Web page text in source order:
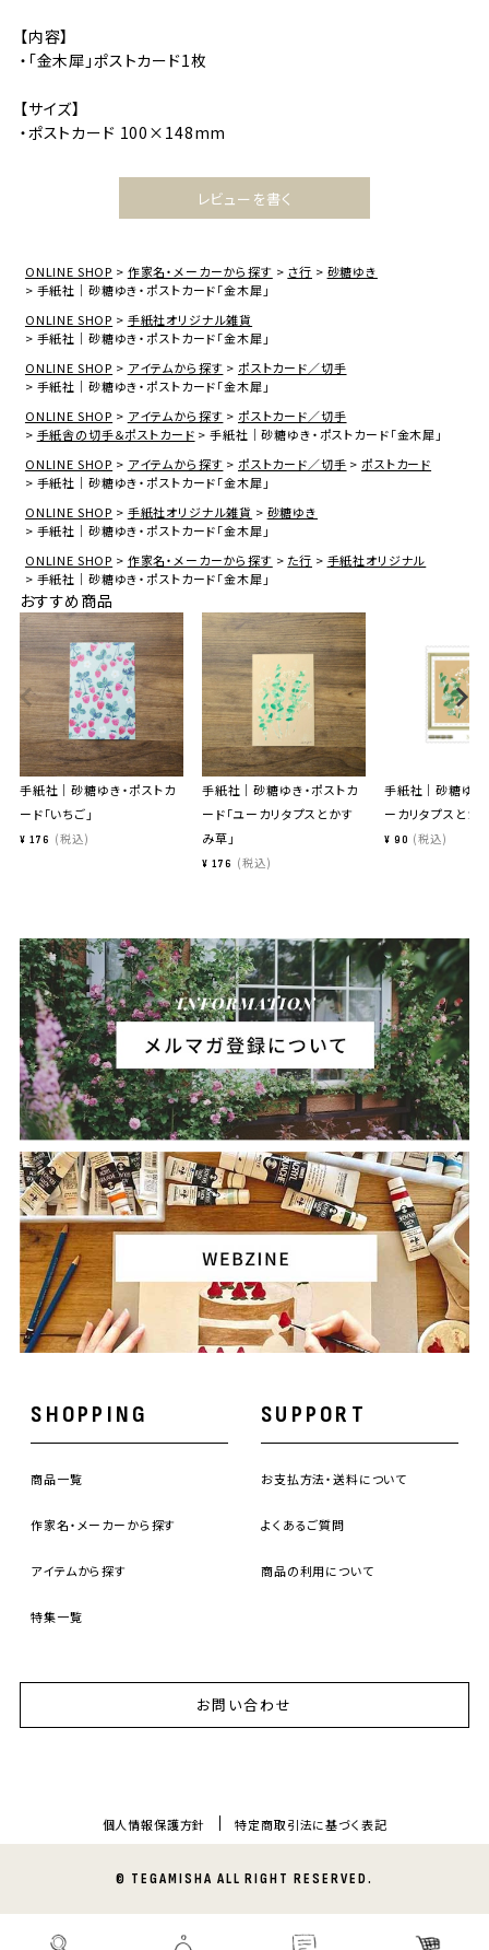
【内容】
・「金木犀」ポストカード1枚
【サイズ】
・ポストカード 100×148mm
レビューを書く
ONLINE SHOP 作家名・メーカーから探す さ行
砂糖ゆき
手紙社｜砂糖ゆき・ポストカード「金木犀」
ONLINE SHOP
手紙社オリジナル雑貨
手紙社｜砂糖ゆき・ポストカード「金木犀」
ONLINE SHOP
アイテムから探す
ポストカード／切手
手紙社｜砂糖ゆき・ポストカード「金木犀」
ONLINE SHOP
アイテムから探す
ポストカード／切手
手紙舎の切手＆ポストカード
手紙社｜砂糖ゆき・ポストカード「金木犀」
ONLINE SHOP
アイテムから探す ポストカード／切手
ポストカード
手紙社｜砂糖ゆき・ポストカード「金木犀」
ONLINE SHOP
手紙社オリジナル雑貨
砂糖ゆき
手紙社｜砂糖ゆき・ポストカード「金木犀」
ONLINE SHOP
作家名・メーカーから探す た行
手紙社オリジナル
手紙社｜砂糖ゆき・ポストカード「金木犀」
おすすめ商品
手紙社｜砂糖ゆき・ポストカ
ード「いちご」
¥ 176 税込
手紙社｜砂糖ゆき・ポストカ
ード「ユーカリタプスとかす
み草」
¥ 176 税込
手紙社｜砂糖ゆき
ーカリタプスとか
¥ 90 税込
SHOPPING
商品一覧
作家名・メーカーから探す
アイテムから探す
特集一覧
SUPPORT
お支払方法・送料について
よくあるご質問
商品の利用について
お問い合わせ
個人情報保護方針 特定商取引法に基づく表記
© TEGAMISHA ALL RIGHT RESERVED.